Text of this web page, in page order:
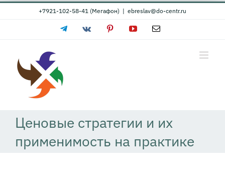
Skip
+7921-102-58-41 (Мегафон) | ebreslav@do-centr.ru
TelegramVk PinterestYouTubeEmail
Ценовые стратегии и их
применимость на практике